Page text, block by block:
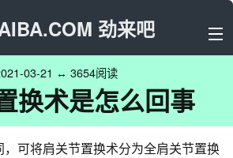
劲来吧
03-21 ↔ 3654阅读
换术是怎么回事
可将肩关节置换术分为全肩关节置换